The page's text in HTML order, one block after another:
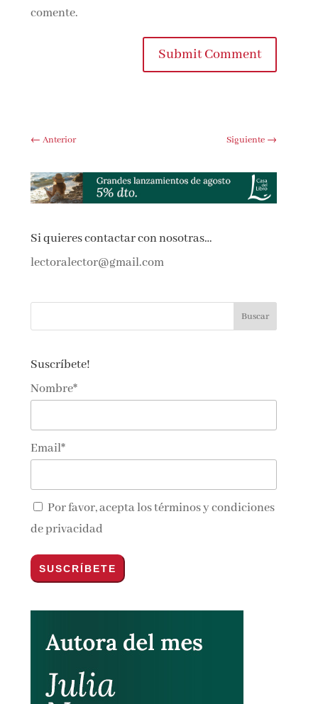
comente.
Submit Comment
←Anterior Siguiente→
Si quieres contactar con nosotras…
lectoralector@gmail.com
Suscríbete!
Nombre*
Email*
Por favor, acepta lostérminos y condiciones
de privacidad